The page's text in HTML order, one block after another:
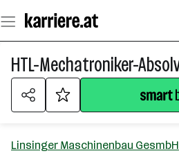
Seiteninhalt
springen
Linsinger Maschinenbau GesmbH